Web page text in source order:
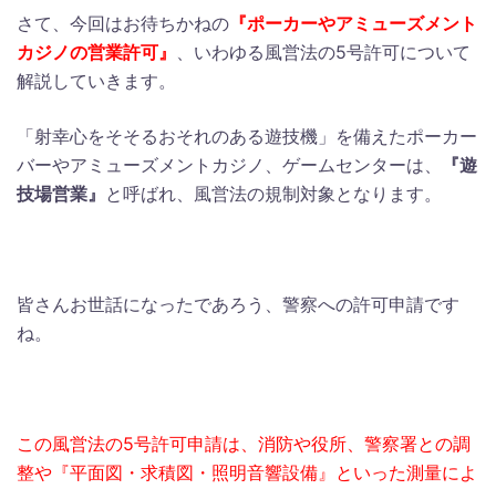
さて、今回はお待ちかねの 『ポーカーやアミューズメント
カジノの営業許可』 、いわゆる風営法の5号許可について
解説していきます。
「射幸心をそそるおそれのある遊技機」を備えたポーカー
バーやアミューズメントカジノ、ゲームセンターは、
『遊
技場営業』 と呼ばれ、風営法の規制対象となります。
皆さんお世話になったであろう、警察への許可申請です
ね。
この風営法の5号許可申請は、消防や役所、警察署との調
整や『平面図・求積図・照明音響設備』といった測量によ